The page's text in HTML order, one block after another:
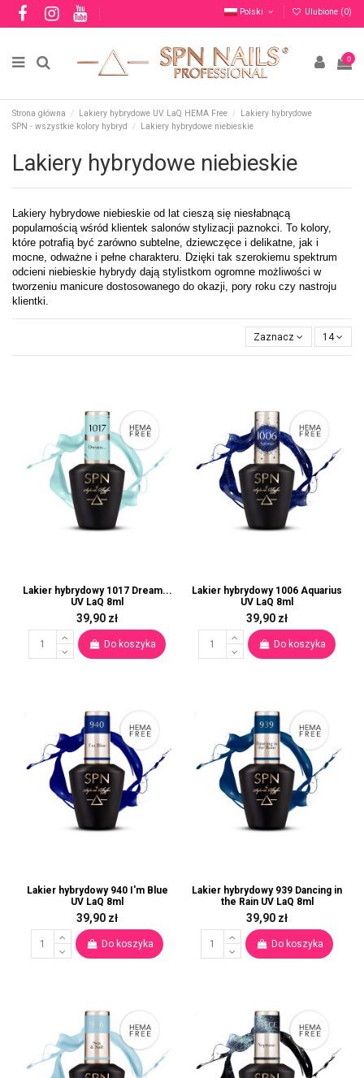
Polski Ulubione (0)
0
Strona główna Lakiery hybrydowe UV LaQ HEMA Free
Lakiery hybrydowe
SPN - wszystkie kolory hybryd
Lakiery hybrydowe niebieskie
Lakiery hybrydowe niebieskie
Lakiery hybrydowe niebieskie od lat cieszą się niesłabnącą
popularnością wśród klientek salonów stylizacji paznokci. To kolory,
które potrafią być zarówno subtelne, dziewczęce i delikatne, jak i
mocne, odważne i pełne charakteru. Dzięki tak szerokiemu spektrum
odcieni niebieskie hybrydy dają stylistkom ogromne możliwości w
tworzeniu manicure dostosowanego do okazji, pory roku czy nastroju
klientki.
Zaznacz 14
Lakier hybrydowy 1017 Dream...
UV LaQ 8ml
39,90 zł
Do koszyka
Lakier hybrydowy 1006 Aquarius
UV LaQ 8ml
39,90 zł
Do koszyka
Lakier hybrydowy 940 I'm Blue
UV LaQ 8ml
39,90 zł
Do koszyka
Lakier hybrydowy 939 Dancing in
the Rain UV LaQ 8ml
39,90 zł
Do koszyka